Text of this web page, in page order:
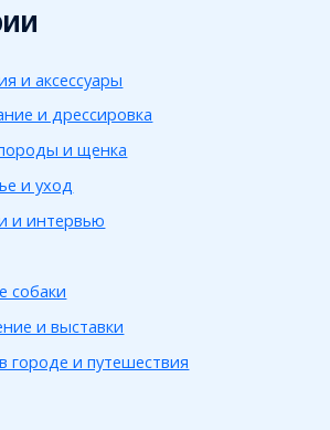
и аксессуары
и дрессировка
и щенка
и уход
и интервью
собаки
и выставки
городе и путешествия